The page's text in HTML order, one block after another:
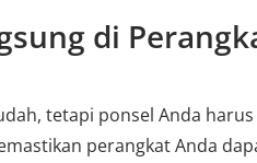
di
tetapi ponsel Anda harus
perangkat Anda